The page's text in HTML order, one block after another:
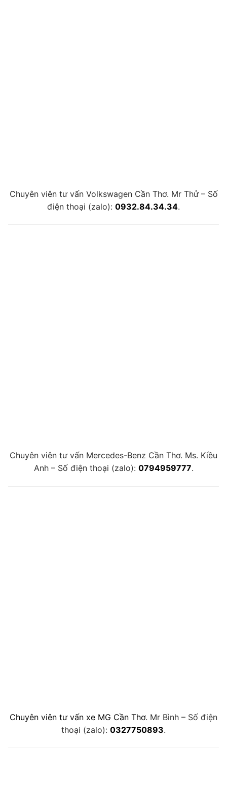
Chuyên viên tư vấn Volkswagen Cần Thơ. Mr Thử – Số
điện thoại (zalo): 0932.84.34.34.
Chuyên viên tư vấn Mercedes-Benz Cần Thơ. Ms. Kiều
Anh – Số điện thoại (zalo): 0794959777.
Chuyên viên tư vấn xe MG Cần Thơ. Mr Bình – Số điện
thoại (zalo): 0327750893.